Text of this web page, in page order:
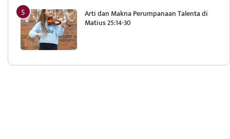
Arti dan Makna Perumpanaan Talenta di
Matius 25:14-30